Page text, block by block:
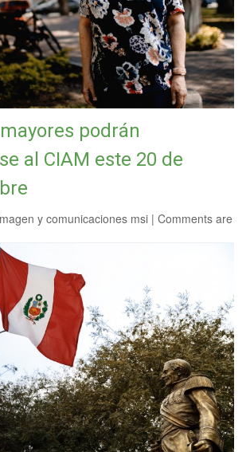
podrán
al CIAM este 20 de
y comunicaciones msi | Comments are